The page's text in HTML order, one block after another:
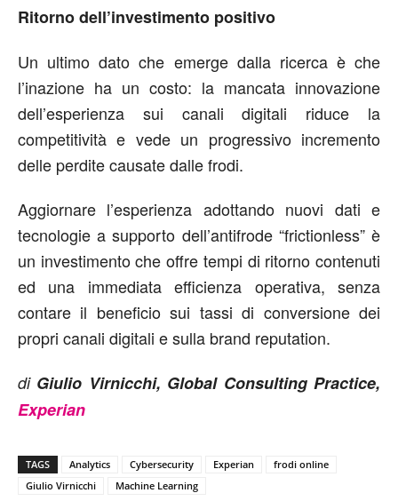
Ritorno dell’investimento positivo
Un ultimo dato che emerge dalla ricerca è che
l’inazione ha un costo: la mancata innovazione
dell’esperienza sui canali digitali riduce la
competitività e vede un progressivo incremento
delle perdite causate dalle frodi.
Aggiornare l’esperienza adottando nuovi dati e
tecnologie a supporto dell’antifrode “frictionless” è
un investimento che offre tempi di ritorno contenuti
ed una immediata efficienza operativa, senza
contare il beneficio sui tassi di conversione dei
propri canali digitali e sulla brand reputation.
di Giulio Virnicchi, Global Consulting Practice,
Experian
TAGS Analytics Cybersecurity Experian
frodi online
Giulio Virnicchi
Machine Learning